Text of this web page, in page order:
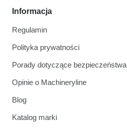
Informacja
Regulamin
Polityka prywatności
Porady dotyczące bezpieczeństwa
Opinie o Machineryline
Blog
Katalog marki